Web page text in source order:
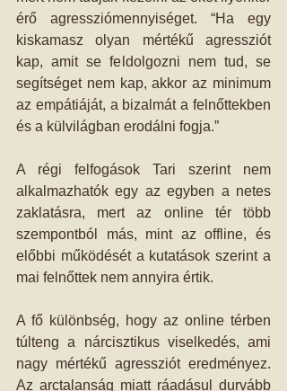
érő agressziómennyiséget. “Ha egy
kiskamasz olyan mértékű agressziót
kap, amit se feldolgozni nem tud, se
segítséget nem kap, akkor az minimum
az empátiáját, a bizalmát a felnőttekben
és a külvilágban erodálni fogja.”
A régi felfogások Tari szerint nem
alkalmazhatók egy az egyben a netes
zaklatásra, mert az online tér több
szempontból más, mint az offline, és
előbbi működését a kutatások szerint a
mai felnőttek nem annyira értik.
A fő különbség, hogy az online térben
túlteng a nárcisztikus viselkedés, ami
nagy mértékű agressziót eredményez.
Az arctalanság miatt ráadásul durvább